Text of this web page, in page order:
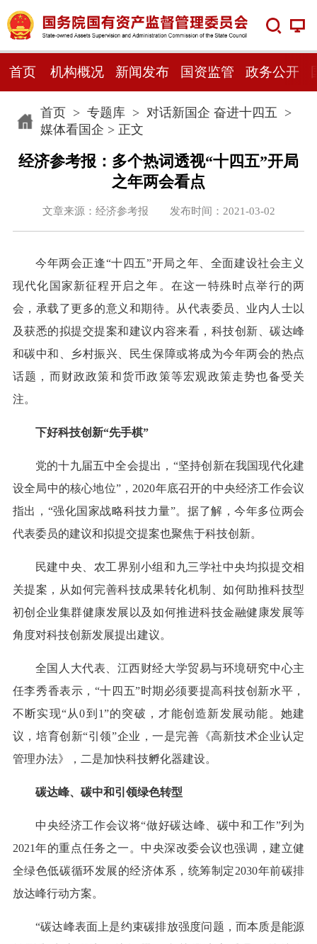
首页 机构概况 新闻发布 国资监管 政务公开
首页> 专题库> 对话新国企 奋进十四五 >
媒体看国企 > 正文
经济参考报：多个热词透视“十四五”开局
之年两会看点
文章来源：经济参考报 发布时间：2021-03-02
今年两会正逢“十四五”开局之年、全面建设社会主义
现代化国家新征程开启之年。在这一特殊时点举行的两
会，承载了更多的意义和期待。从代表委员、业内人士以
及获悉的拟提交提案和建议内容来看，科技创新、碳达峰
和碳中和、乡村振兴、民生保障或将成为今年两会的热点
话题，而财政政策和货币政策等宏观政策走势也备受关
注。
下好科技创新“先手棋”
党的十九届五中全会提出，“坚持创新在我国现代化建
设全局中的核心地位”，2020年底召开的中央经济工作会议
指出，“强化国家战略科技力量”。据了解，今年多位两会
代表委员的建议和拟提交提案也聚焦于科技创新。
民建中央、农工界别小组和九三学社中央均拟提交相
关提案，从如何完善科技成果转化机制、如何助推科技型
初创企业集群健康发展以及如何推进科技金融健康发展等
角度对科技创新发展提出建议。
全国人大代表、江西财经大学贸易与环境研究中心主
任李秀香表示，“十四五”时期必须要提高科技创新水平，
不断实现“从0到1”的突破，才能创造新发展动能。她建
议，培育创新“引领”企业，一是完善《高新技术企业认定
管理办法》，二是加快科技孵化器建设。
碳达峰、碳中和引领绿色转型
中央经济工作会议将“做好碳达峰、碳中和工作”列为
2021年的重点任务之一。中央深改委会议也强调，建立健
全绿色低碳循环发展的经济体系，统筹制定2030年前碳排
放达峰行动方案。
“碳达峰表面上是约束碳排放强度问题，而本质是能源